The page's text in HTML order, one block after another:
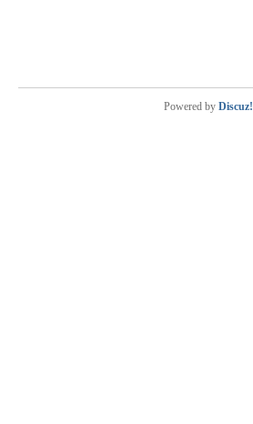
Powered by Discuz!